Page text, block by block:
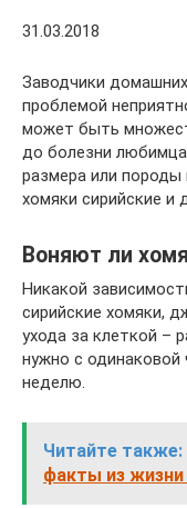
31.03.2018
Заводчики
проблемой
может быть
до болезни
размера или породы
хомяки сирийские и
Воняют ли
Никакой
сирийские хомяки,
ухода за клеткой –
нужно с
неделю.
Читайте также:
факты из жизни